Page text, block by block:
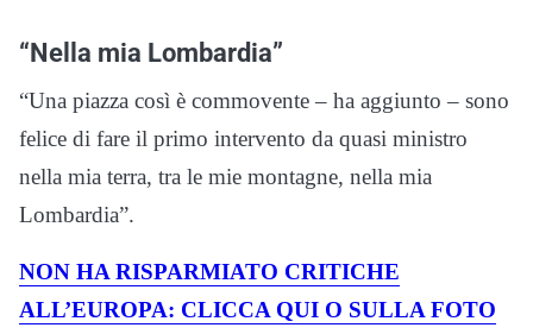
“Nella mia Lombardia”
“Una piazza così è commovente – ha aggiunto – sono
felice di fare il primo intervento da quasi ministro
nella mia terra, tra le mie montagne, nella mia
Lombardia”.
NON HA RISPARMIATO CRITICHE
ALL’EUROPA: CLICCA QUI O SULLA FOTO